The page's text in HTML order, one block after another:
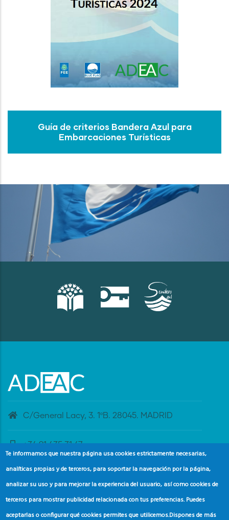
Guía de criterios Bandera Azul para
Embarcaciones Turísticas
C/General Lacy, 3. 1ºB. 28045. MADRID
+34 91 435 31 47
banderaazul@adeac.es
Te informamos que nuestra página usa cookies estrictamente necesarias,
analíticas propias y de terceros, para soportar la navegación por la página,
analizar su uso y para mejorar la experiencia del usuario, así como cookies de
terceros para mostrar publicidad relacionada con tus preferencias. Puedes
aceptarlas o configurar qué cookies permites que utilicemos.Dispones de más